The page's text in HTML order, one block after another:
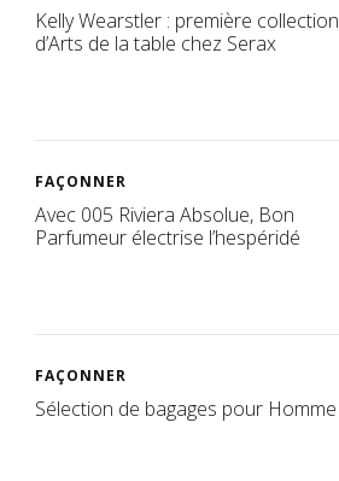
Kelly Wearstler : première collection
d’Arts de la table chez Serax
FAÇONNER
Avec 005 Riviera Absolue, Bon
Parfumeur électrise l’hespéridé
FAÇONNER
Sélection de bagages pour Homme